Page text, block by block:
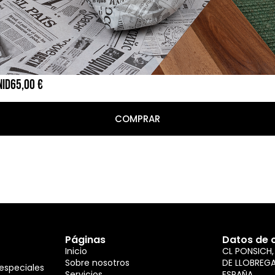
65,00€
COMPRAR
Páginas
Inicio
Sobre nosotros
Datos de
CL
DE